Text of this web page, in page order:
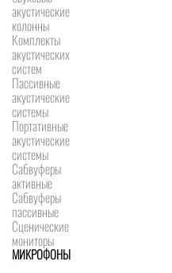
акустические
колонны
Комплекты
акустических
систем
Пассивные
акустические
системы
Портативные
акустические
системы
Сабвуферы
активные
Сабвуферы
пассивные
Сценические
мониторы
МИКРОФОНЫ